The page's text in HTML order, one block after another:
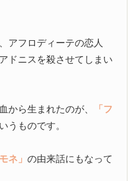
アフロディーテの恋人
ドニスを殺させてしまい
から生まれたのが、
「フ
うものです。
ネ」の由来話にもなって